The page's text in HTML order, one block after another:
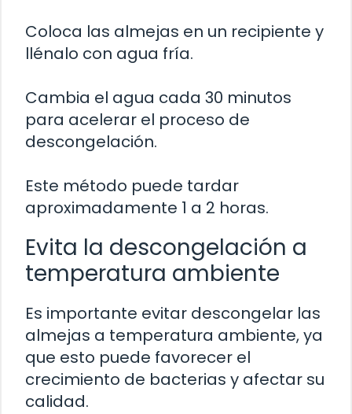
Coloca las almejas en un recipiente y
llénalo con agua fría.
Cambia el agua cada 30 minutos
para acelerar el proceso de
descongelación.
Este método puede tardar
aproximadamente 1 a 2 horas.
Evita la descongelación a
temperatura ambiente
Es importante evitar descongelar las
almejas a temperatura ambiente, ya
que esto puede favorecer el
crecimiento de bacterias y afectar su
calidad.